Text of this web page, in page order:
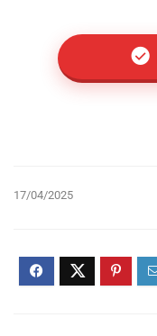
17/04/2025